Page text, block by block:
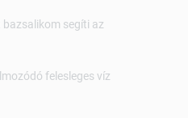
segíti az
felesleges víz